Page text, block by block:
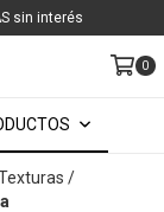
sin interés
0
/